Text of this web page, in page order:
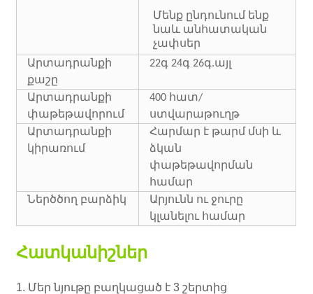
Մենք ընդունում ենք
նաև անհատական ​​
չափսեր
Արտադրանքի
քաշը
22գ 24գ 26գ.այլ
Արտադրանքի
փաթեթավորում
400 հատ/
ստվարաթուղթ
Արտադրանքի
կիրառում
Հարմար է թարմ մսի և
ձկան
փաթեթավորման
համար
Ներծծող բարձիկ
Արյունն ու ջուրը
կլանելու համար
Հատկանիշներ
1. Մեր նյութը բաղկացած է 3 շերտից